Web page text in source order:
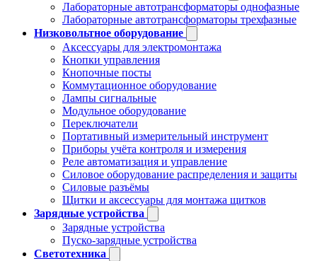
Лабораторные автотрансформаторы однофазные
Лабораторные автотрансформаторы трехфазные
Низковольтное оборудование
Аксессуары для электромонтажа
Кнопки управления
Кнопочные посты
Коммутационное оборудование
Лампы сигнальные
Модульное оборудование
Переключатели
Портативный измерительный инструмент
Приборы учёта контроля и измерения
Реле автоматизация и управление
Силовое оборудование распределения и защиты
Силовые разъёмы
Щитки и аксессуары для монтажа щитков
Зарядные устройства
Зарядные устройства
Пуско-зарядные устройства
Светотехника